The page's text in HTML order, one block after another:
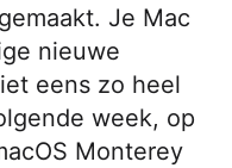
Je Mac
nieuwe
eens zo heel
week, op
Monterey